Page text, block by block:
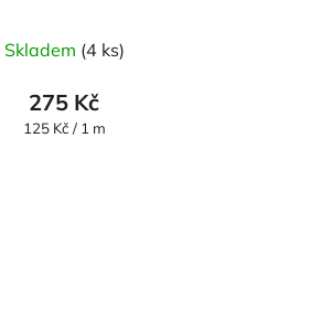
Skladem (4 ks)
275 Kč
Měrná
125 Kč / 1 m